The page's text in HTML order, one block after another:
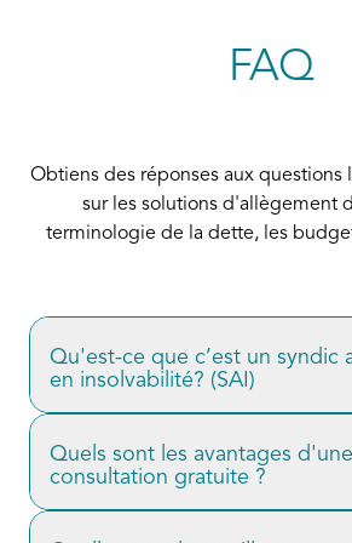
FAQ
Obtiens des réponses aux questions
sur les solutions d'allègement
terminologie de la dette, les
Qu'est-ce que c’est un syndic
en insolvabilité? (SAI)
Les ( SAI
) sont les seuls experts au
à réduire ou à éliminer les dettes
d'une proposition de
Quels sont les avantages d'une
consultation gratuite ?